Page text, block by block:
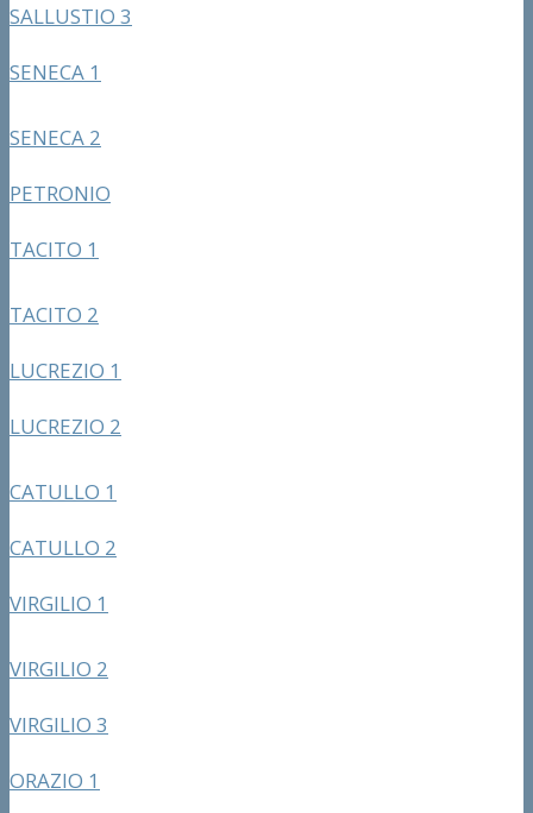
SALLUSTIO 3
SENECA 1
SENECA 2
PETRONIO
TACITO 1
TACITO 2
LUCREZIO 1
LUCREZIO 2
CATULLO 1
CATULLO 2
VIRGILIO 1
VIRGILIO 2
VIRGILIO 3
ORAZIO 1